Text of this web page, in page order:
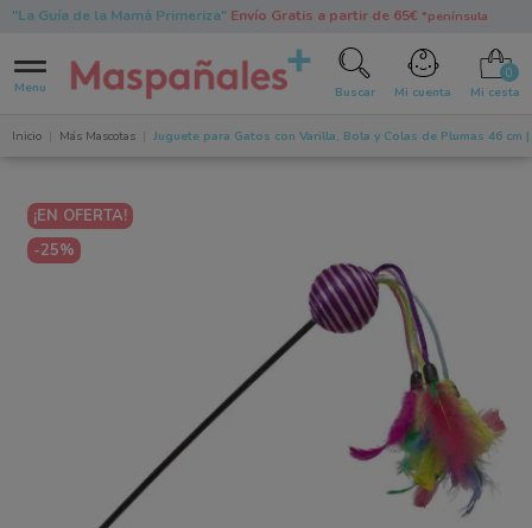
"La Guía de la Mamá Primeriza"Envío Gratis a partir de 65€ *península
Menu Buscar Mi cuenta Mi cesta
Inicio Más Mascotas Juguete para Gatos con Varilla, Bola y Colas de Plumas 46 cm
¡EN OFERTA!
-25%